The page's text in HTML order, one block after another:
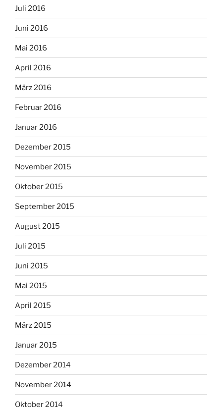
Juli 2016
Juni 2016
Mai 2016
April 2016
März 2016
Februar 2016
Januar 2016
Dezember 2015
November 2015
Oktober 2015
September 2015
August 2015
Juli 2015
Juni 2015
Mai 2015
April 2015
März 2015
Januar 2015
Dezember 2014
November 2014
Oktober 2014